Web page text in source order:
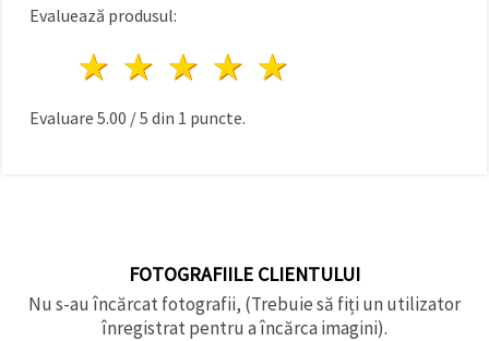
Evaluează produsul:
4 stele
3 stele
2 stele
1 stea
Evaluare 5.00 /5 din 1 puncte.
FOTOGRAFIILE CLIENTULUI
Nu s-au încărcat fotografii, (Trebuie să fiți un utilizator
înregistrat pentru a încărca imagini).